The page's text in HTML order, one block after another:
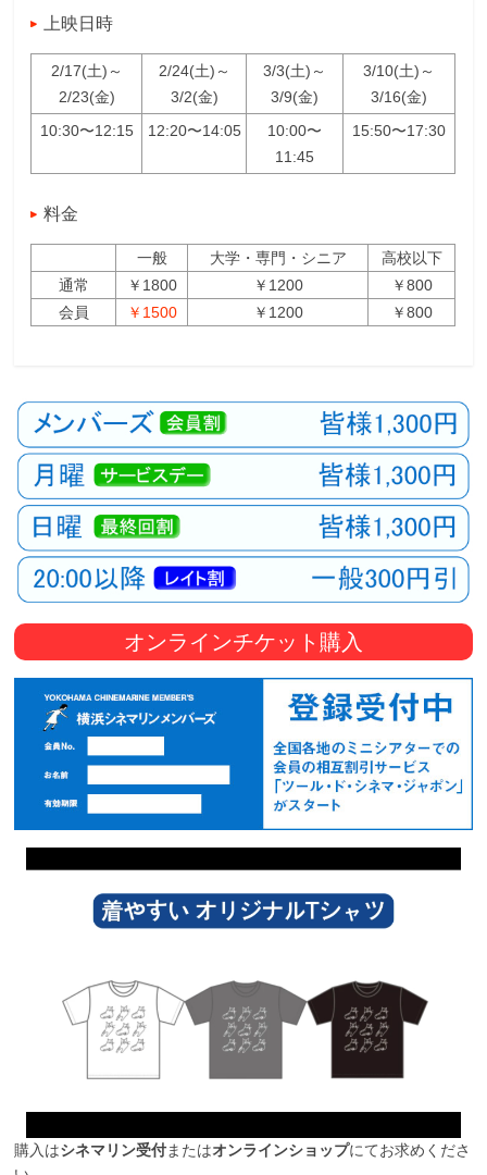
上映日時
2/17(土)～
2/23(金)
2/24(土)～
3/2(金)
3/3(土)～
3/9(金)
3/10(土)～
3/16(金)
10:30〜12:15
12:20〜14:05
10:00〜
11:45
15:50〜17:30
料金
一般 大学・専門・シニア
高校以下
通常
￥1800 ￥1200
￥800
会員
￥1500 ￥1200 ￥800
オンラインチケット購入
購入はシネマリン受付またはオンラインショップにてお求めくださ